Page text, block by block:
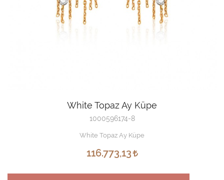
White Topaz Ay Küpe
1000596174-8
White Topaz Ay Küpe
116.773,13